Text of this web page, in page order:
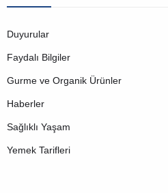
Duyurular
Faydalı Bilgiler
Gurme ve Organik Ürünler
Haberler
Sağlıklı Yaşam
Yemek Tarifleri